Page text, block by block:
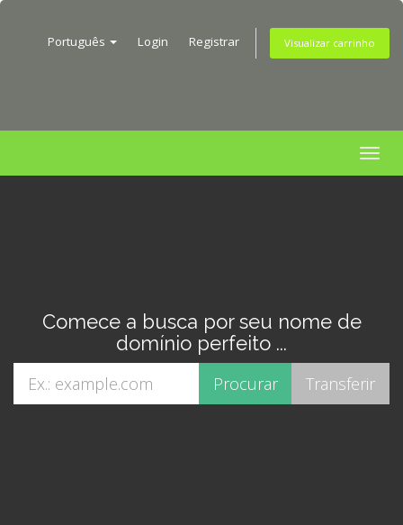
Português Login Registrar Visualizar carrinho
Comece a busca por seu nome de
domínio perfeito ...